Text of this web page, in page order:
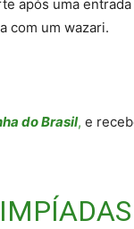
após uma
com um wazari.
do Brasil, e